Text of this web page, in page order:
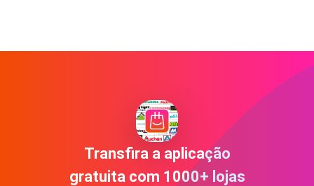
Transfira a aplicação
gratuita com 1000+ lojas